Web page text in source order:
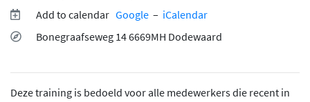
Add to calendarGoogle – iCalendar
Bonegraafseweg 14 6669MH Dodewaard
Deze training is bedoeld voor alle medewerkers die recent in